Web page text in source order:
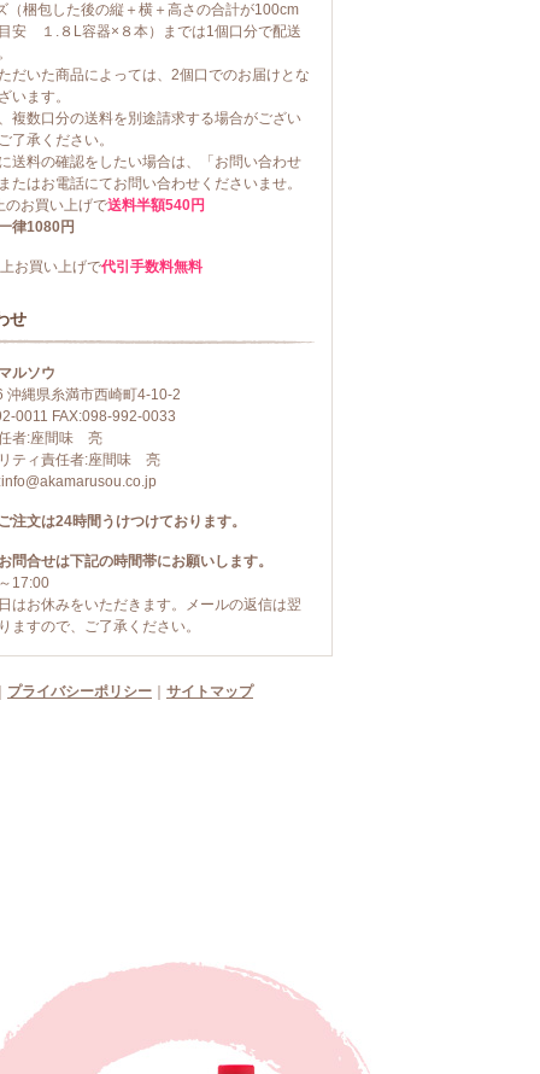
梱包した後の縦＋横＋高さの合計が100cm
安 １.８L容器×８本）までは1個口分で配送
だいた商品によっては、2個口でのお届けとな
います。
複数口分の送料を別途請求する場合がござい
了承ください。
送料の確認をしたい場合は、「お問い合わせ
たはお電話にてお問い合わせくださいませ。
のお買い上げで送料半額540円
律1080円
お買い上げで代引手数料無料
せ
ルソウ
沖縄県糸満市西崎町4-10-2
0011 FAX:098-992-0033
者:座間味 亮
ティ責任者:座間味 亮
注文は24時間うけつけております。
問合せは下記の時間帯にお願いします。
17:00
はお休みをいただきます。メールの返信は翌
ますので、ご了承ください。
プライバシーポリシー サイトマップ